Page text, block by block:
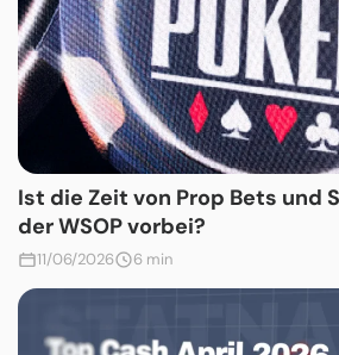
Ist die Zeit von Prop Bets und
der WSOP vorbei?
11/06/2026 6 min